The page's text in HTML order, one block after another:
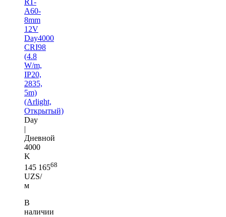
A60-
8mm
12V
Day4000
CRI98
(4.8
W/m,
IP20,
2835,
5m)
(Arlight,
Открытый)
Day
|
Дневной
4000
K
145 16568
UZS/
м
В
наличии